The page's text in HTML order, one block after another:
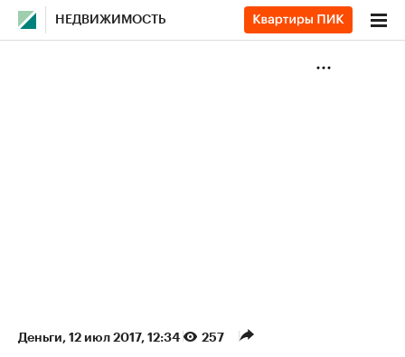
НЕДВИЖИМОСТЬ
Деньги⁠, 12 июл 2017, 12:34 257